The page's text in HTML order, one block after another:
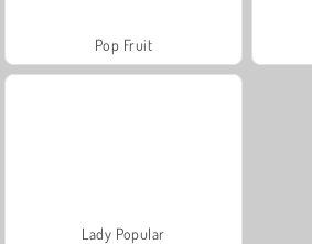
Pop Fruit
Lady Popular